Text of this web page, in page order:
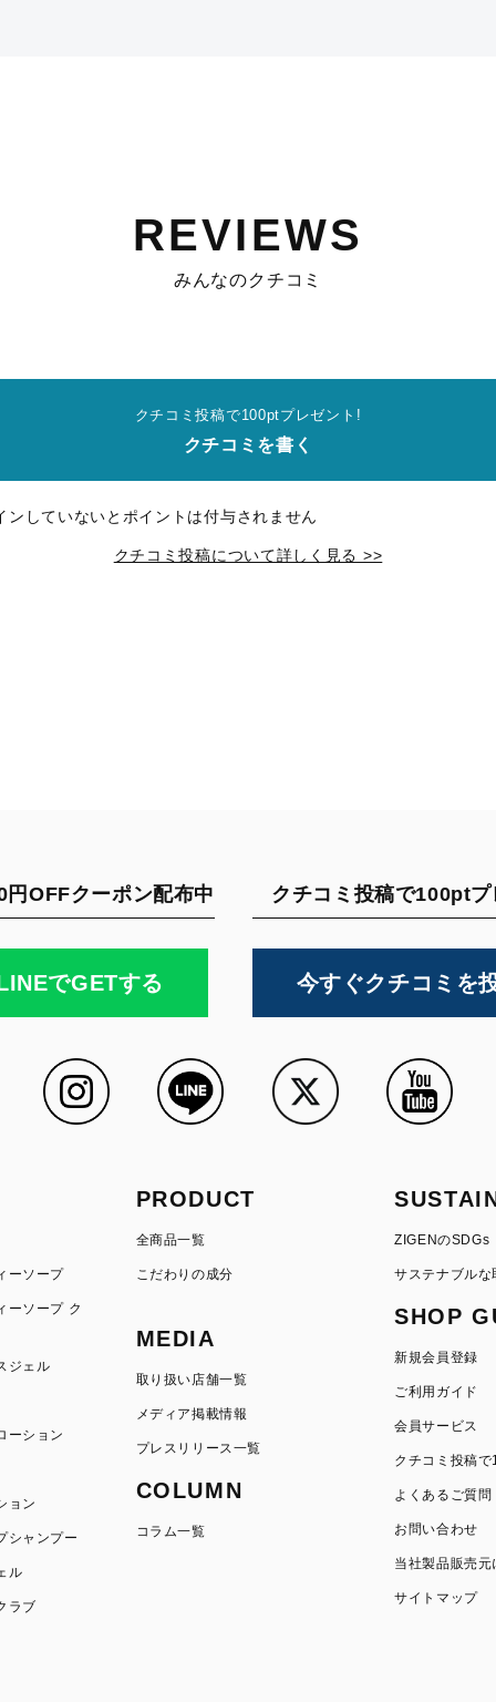
REVIEWS
みんなのクチコミ
クチコミ投稿で100ptプレゼント!
クチコミを書く
していないとポイントは付与されません
クチコミ投稿について詳しく見る >>
OFFクーポン配布中
でGETする
クチコミ投稿で100ptプ
今すぐクチコミを
ーソープ
ーソープ ク
ジェル
ーション
ョン
シャンプー
ル
ラブ
PRODUCT
全商品一覧
こだわりの成分
MEDIA
取り扱い店舗一覧
メディア掲載情報
プレスリリース一覧
COLUMN
コラム一覧
ZIGENのSDGs
サステナブルな
SHOP
新規会員登録
ご利用ガイド
会員サービス
クチコミ投稿
よくあるご質問
お問い合わせ
当社製品販売元
サイトマップ